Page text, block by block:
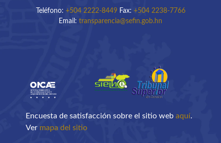
Teléfono: +504 2222-8449Fax: +504 2238-7766
Email: transparencia@sefin.gob.hn
Encuesta de satisfacción sobre el sitio webaquí.
Ver mapa del sitio